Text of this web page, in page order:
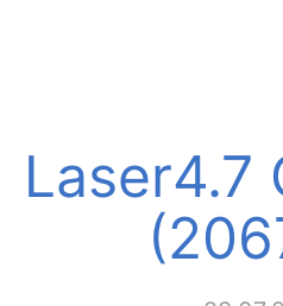
Laser4.7